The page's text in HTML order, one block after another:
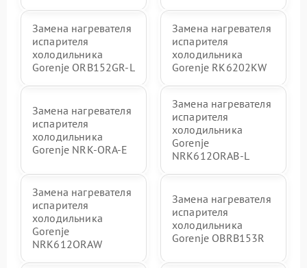
Замена нагревателя
испарителя
холодильника
Gorenje ORB152GR-L
Замена нагревателя
испарителя
холодильника
Gorenje RK6202KW
Замена нагревателя
испарителя
холодильника
Gorenje NRK-ORA-E
Замена нагревателя
испарителя
холодильника
Gorenje
NRK612ORAB-L
Замена нагревателя
испарителя
холодильника
Gorenje
NRK612ORAW
Замена нагревателя
испарителя
холодильника
Gorenje OBRB153R